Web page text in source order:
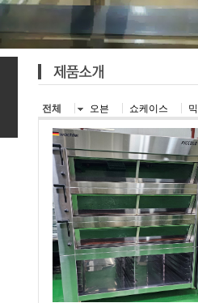
전체 오븐 쇼케이스